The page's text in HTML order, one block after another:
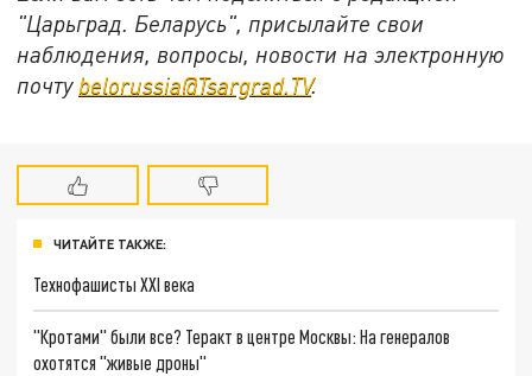
"Царьград. Беларусь", присылайте свои
наблюдения, вопросы, новости на электронную
почту belorussia@Tsargrad.TV.
ЧИТАЙТЕ ТАКЖЕ:
Технофашисты XXI века
"Кротами" были все? Теракт в центре Москвы: На генералов
охотятся "живые дроны"